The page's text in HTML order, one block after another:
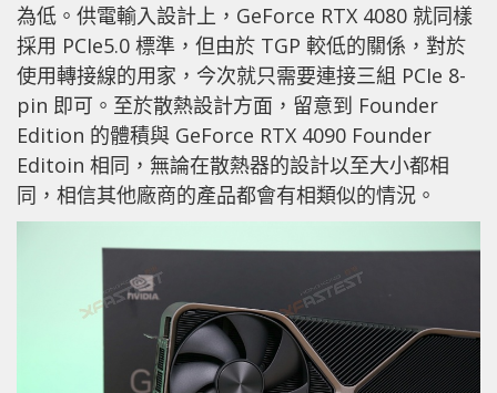
為低。供電輸入設計上，GeForce RTX 4080 就同樣
採用 PCIe5.0 標準，但由於 TGP 較低的關係，對於
使用轉接線的用家，今次就只需要連接三組 PCIe 8-
pin 即可。至於散熱設計方面，留意到 Founder
Edition 的體積與 GeForce RTX 4090 Founder
Editoin 相同，無論在散熱器的設計以至大小都相
同，相信其他廠商的產品都會有相類似的情況。